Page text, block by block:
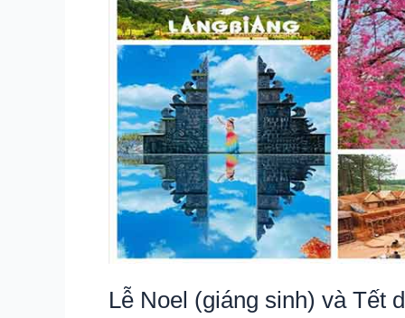
lịch
mùa
cao
Lễ Noel (giáng sinh) và Tết